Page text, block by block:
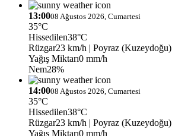
13:0008 Ağustos 2026, Cumartesi
35°C
Hissedilen38°C
Rüzgar23 km/h | Poyraz (Kuzeydoğu)
Yağış Miktarı0 mm/h
Nem28%
14:0008 Ağustos 2026, Cumartesi
35°C
Hissedilen38°C
Rüzgar23 km/h | Poyraz (Kuzeydoğu)
Yağış Miktarı0 mm/h